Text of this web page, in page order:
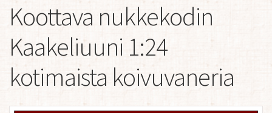
Koottava nukkekodin
Kaakeliuuni 1:24
kotimaista koivuvaneria